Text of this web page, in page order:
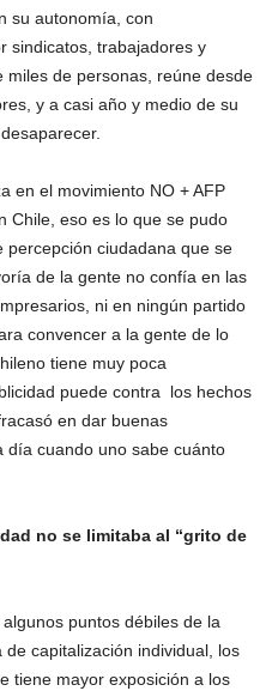
su autonomía, con
sindicatos, trabajadores y
de personas, reúne desde
y a casi año y medio de su
en el movimiento NO + AFP
Chile, eso es lo que se pudo
percepción ciudadana que se
de la gente no confía en las
ni en ningún partido
convencer a la gente de lo
tiene muy poca
puede contra los hechos
en dar buenas
día cuando uno sabe cuánto
no se limitaba al “grito de
puntos débiles de la
capitalización individual, los
tiene mayor exposición a los